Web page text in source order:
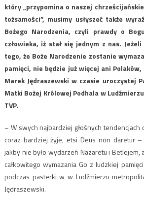
który „przypomina o naszej
tożsamości”, musimy usłyszeć także
Bożego Narodzenia, czyli prawdy o
człowieka, iż stał się jednym z nas.
tego, że Boże Narodzenie zostanie
pamięci, nie będzie już więcej ani
Marek Jędraszewski w czasie uroczystej
Matki Bożej Królowej Podhala w
TVP.
– W swych najbardziej głośnych
coraz bardziej żyje, etsi Deus non daretur –
jakby nie było wydarzeń Nazaretu i Betlejem,
całkowitego wymazania Go z ludzkiej
podczas pasterki w w Ludźmierzu
Jędraszewski.